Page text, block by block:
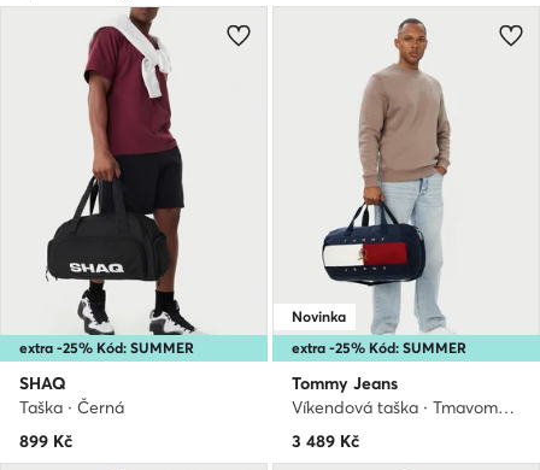
extra -25% Kód: SUMMER
SHAQ
Taška · Černá
899 Kč
extra -25% Kód: SUMMER
Novinka
Tommy Jeans
Víkendová taška · Tmavomodrá
3 489 Kč